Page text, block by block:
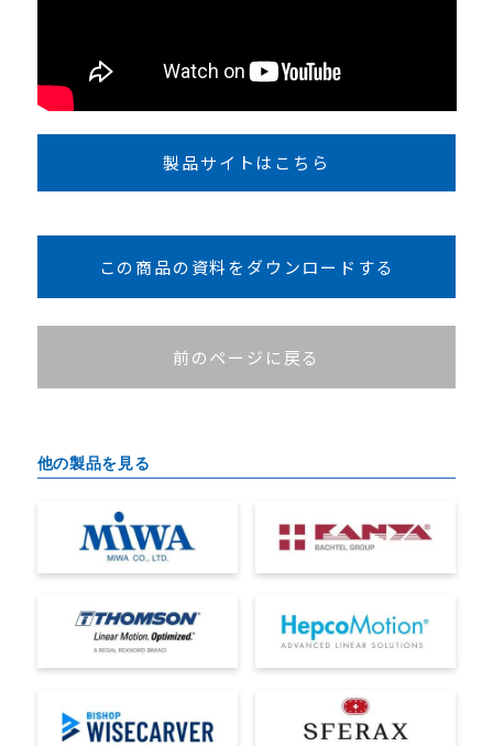
他の製品を見る
製品サイトはこちら
前のページに戻る
この商品の資料をダウンロードする